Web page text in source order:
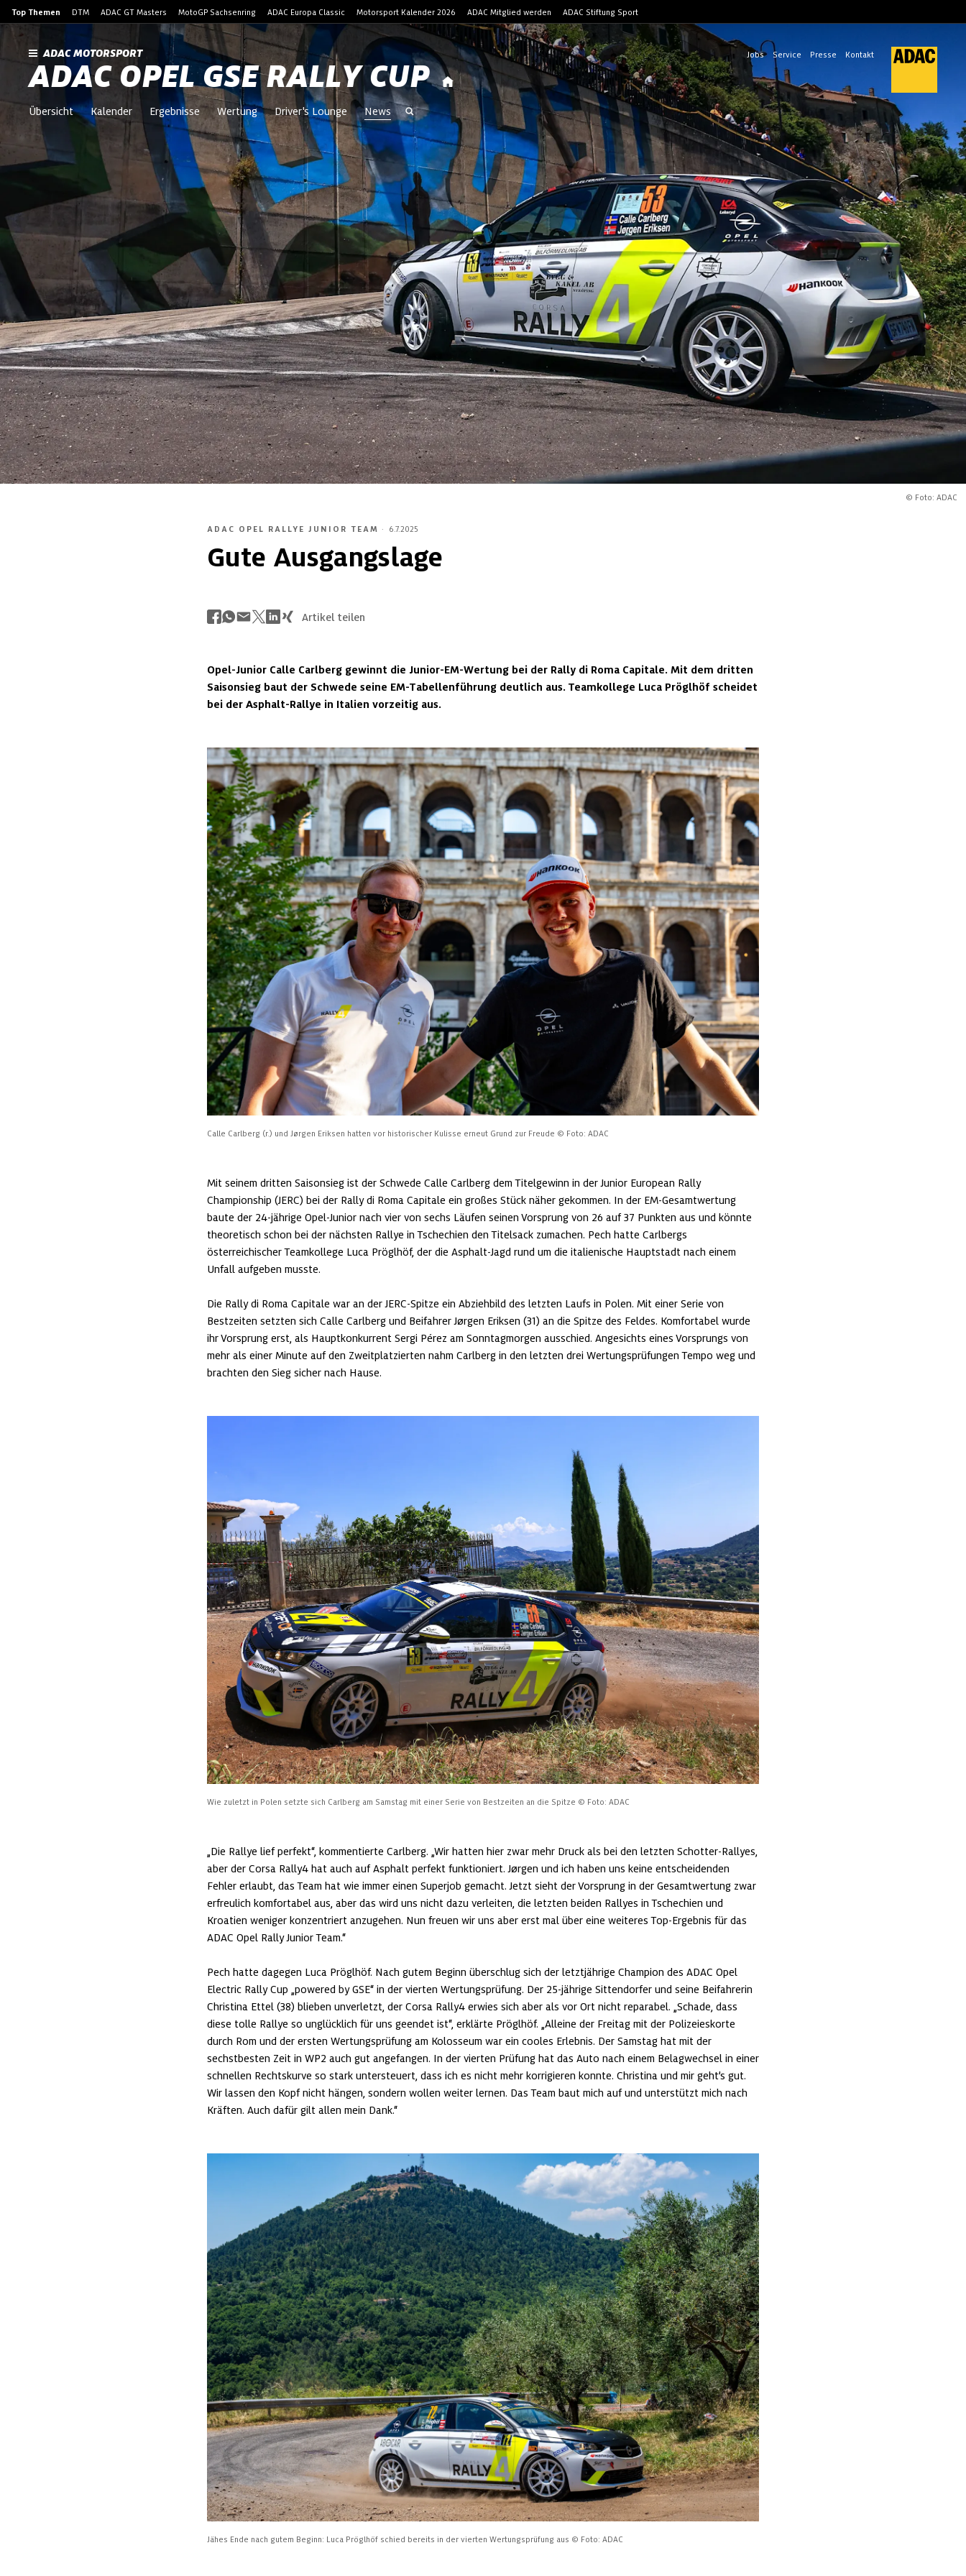
Top Themen DTM ADAC GT Masters MotoGP Sachsenring ADAC Europa Classic Motorsport Kalender 2026 ADAC Mitglied werden ADAC Stiftung Sport
ADAC MOTORSPORT
ADAC OPEL GSE RALLY CUP
Jobs Service Presse Kontakt
Übersicht Kalender Ergebnisse Wertung Driver's Lounge News
© Foto: ADAC
ADAC OPEL RALLYE JUNIOR TEAM · 6.7.2025
Gute Ausgangslage
Artikel teilen
Opel-Junior Calle Carlberg gewinnt die Junior-EM-Wertung bei der Rally di Roma Capitale. Mit dem dritten
Saisonsieg baut der Schwede seine EM-Tabellenführung deutlich aus. Teamkollege Luca Pröglhöf scheidet
bei der Asphalt-Rallye in Italien vorzeitig aus.
Calle Carlberg (r.) und Jørgen Eriksen hatten vor historischer Kulisse erneut Grund zur Freude © Foto: ADAC
Mit seinem dritten Saisonsieg ist der Schwede Calle Carlberg dem Titelgewinn in der Junior European Rally
Championship (JERC) bei der Rally di Roma Capitale ein großes Stück näher gekommen. In der EM-Gesamtwertung
baute der 24-jährige Opel-Junior nach vier von sechs Läufen seinen Vorsprung von 26 auf 37 Punkten aus und könnte
theoretisch schon bei der nächsten Rallye in Tschechien den Titelsack zumachen. Pech hatte Carlbergs
österreichischer Teamkollege Luca Pröglhöf, der die Asphalt-Jagd rund um die italienische Hauptstadt nach einem
Unfall aufgeben musste.
Die Rally di Roma Capitale war an der JERC-Spitze ein Abziehbild des letzten Laufs in Polen. Mit einer Serie von
Bestzeiten setzten sich Calle Carlberg und Beifahrer Jørgen Eriksen (31) an die Spitze des Feldes. Komfortabel wurde
ihr Vorsprung erst, als Hauptkonkurrent Sergi Pérez am Sonntagmorgen ausschied. Angesichts eines Vorsprungs von
mehr als einer Minute auf den Zweitplatzierten nahm Carlberg in den letzten drei Wertungsprüfungen Tempo weg und
brachten den Sieg sicher nach Hause.
Wie zuletzt in Polen setzte sich Carlberg am Samstag mit einer Serie von Bestzeiten an die Spitze © Foto: ADAC
„Die Rallye lief perfekt“, kommentierte Carlberg. „Wir hatten hier zwar mehr Druck als bei den letzten Schotter-Rallyes,
aber der Corsa Rally4 hat auch auf Asphalt perfekt funktioniert. Jørgen und ich haben uns keine entscheidenden
Fehler erlaubt, das Team hat wie immer einen Superjob gemacht. Jetzt sieht der Vorsprung in der Gesamtwertung zwar
erfreulich komfortabel aus, aber das wird uns nicht dazu verleiten, die letzten beiden Rallyes in Tschechien und
Kroatien weniger konzentriert anzugehen. Nun freuen wir uns aber erst mal über eine weiteres Top-Ergebnis für das
ADAC Opel Rally Junior Team.“
Pech hatte dagegen Luca Pröglhöf. Nach gutem Beginn überschlug sich der letztjährige Champion des ADAC Opel
Electric Rally Cup „powered by GSE“ in der vierten Wertungsprüfung. Der 25-jährige Sittendorfer und seine Beifahrerin
Christina Ettel (38) blieben unverletzt, der Corsa Rally4 erwies sich aber als vor Ort nicht reparabel. „Schade, dass
diese tolle Rallye so unglücklich für uns geendet ist“, erklärte Pröglhöf. „Alleine der Freitag mit der Polizeieskorte
durch Rom und der ersten Wertungsprüfung am Kolosseum war ein cooles Erlebnis. Der Samstag hat mit der
sechstbesten Zeit in WP2 auch gut angefangen. In der vierten Prüfung hat das Auto nach einem Belagwechsel in einer
schnellen Rechtskurve so stark untersteuert, dass ich es nicht mehr korrigieren konnte. Christina und mir geht’s gut.
Wir lassen den Kopf nicht hängen, sondern wollen weiter lernen. Das Team baut mich auf und unterstützt mich nach
Kräften. Auch dafür gilt allen mein Dank.“
Jähes Ende nach gutem Beginn: Luca Pröglhöf schied bereits in der vierten Wertungsprüfung aus © Foto: ADAC